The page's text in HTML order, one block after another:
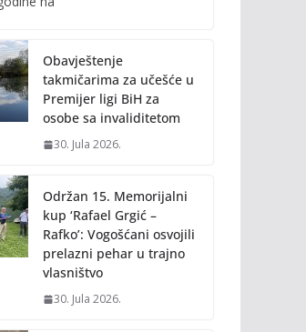
n
k
Obavještenje
takmičarima za učešće u
Premijer ligi BiH za
osobe sa invaliditetom
30. Jula 2026.
Održan 15. Memorijalni
kup ‘Rafael Grgić –
Rafko’: Vogošćani osvojili
prelazni pehar u trajno
vlasništvo
30. Jula 2026.